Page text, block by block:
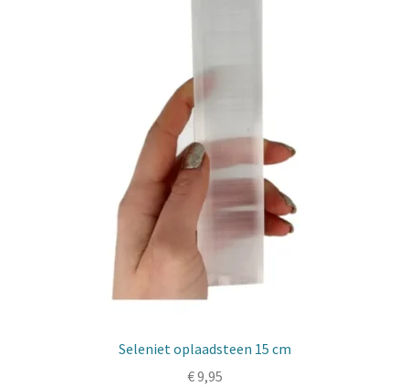
Seleniet oplaadsteen 15 cm
€9,95